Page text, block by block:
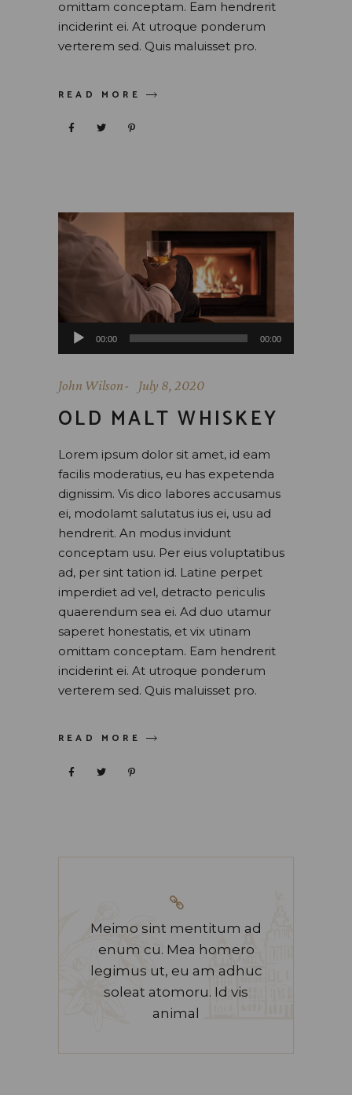
omittam conceptam. Eam hendrerit
inciderint ei. At utroque ponderum
verterem sed. Quis maluisset pro.
READ MORE
Audio
Player
00:00 00:00
John Wilson July 8, 2020
OLD MALT WHISKEY
Lorem ipsum dolor sit amet, id eam
facilis moderatius, eu has expetenda
dignissim. Vis dico labores accusamus
ei, modolamt salutatus ius ei, usu ad
hendrerit. An modus invidunt
conceptam usu. Per eius voluptatibus
ad, per sint tation id. Latine perpet
imperdiet ad vel, detracto periculis
quaerendum sea ei. Ad duo utamur
saperet honestatis, et vix utinam
omittam conceptam. Eam hendrerit
inciderint ei. At utroque ponderum
verterem sed. Quis maluisset pro.
READ MORE
Meimo sint mentitum ad
enum cu. Mea homero
legimus ut, eu am adhuc
soleat atomoru. Id vis
animal